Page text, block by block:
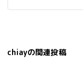
chiayの関連投稿